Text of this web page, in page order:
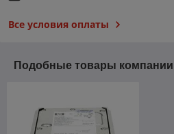
Все условия оплаты
Подобные товары компании